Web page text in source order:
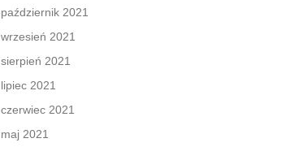
październik 2021
wrzesień 2021
sierpień 2021
lipiec 2021
czerwiec 2021
maj 2021